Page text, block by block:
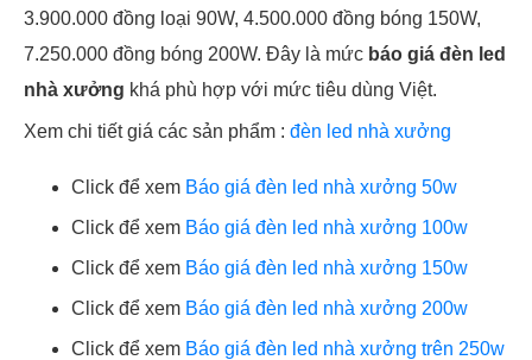
3.900.000 đồng loại 90W, 4.500.000 đồng bóng 150W,
7.250.000 đồng bóng 200W. Đây là mức báo giá đèn led
nhà xưởng khá phù hợp với mức tiêu dùng Việt.
Xem chi tiết giá các sản phẩm : đèn led nhà xưởng
Click để xem Báo giá đèn led nhà xưởng 50w
Click để xem Báo giá đèn led nhà xưởng 100w
Click để xem Báo giá đèn led nhà xưởng 150w
Click để xem Báo giá đèn led nhà xưởng 200w
Click để xem Báo giá đèn led nhà xưởng trên 250w